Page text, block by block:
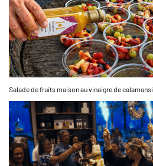
Salade de fruits maison au vinaigre de calamansi